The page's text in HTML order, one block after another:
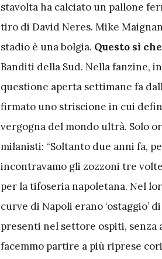
stavolta ha calciato un pallone
tiro di David Neres. Mike
stadio è una bolgia. Questo sì
Banditi della Sud. Nella fanzine,
questione aperta settimane fa
firmato uno striscione in cui
vergogna del mondo ultrà. Solo
milanisti: “Soltanto due anni fa,
incontravamo gli zozzoni tre
per la tifoseria napoletana. Nel
curve di Napoli erano ‘ostaggio’
presenti nel settore ospiti, senza
facemmo partire a più riprese